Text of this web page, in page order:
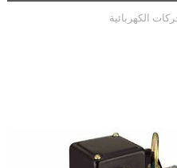
الكهربائية